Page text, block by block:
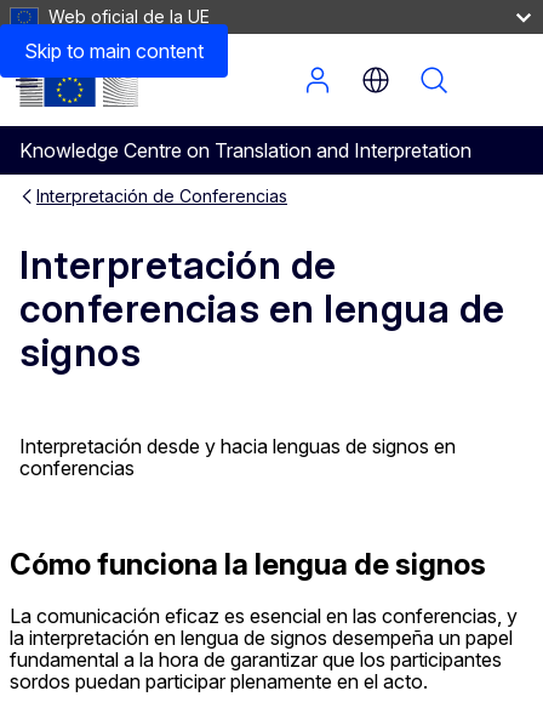
Skip to main content
Web oficial de la UE
Knowledge Centre on Translation and Interpretation
Menu
Interpretación de Conferencias
Interpretación de
conferencias en lengua de
signos
Interpretación desde y hacia lenguas de signos en
conferencias
Mejores prácticas para la interpretación en lengua de
Cómo funciona la lengua de signos
La comunicación eficaz es esencial en las conferencias, y
la interpretación en lengua de signos desempeña un papel
fundamental a la hora de garantizar que los participantes
sordos puedan participar plenamente en el acto.